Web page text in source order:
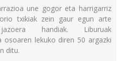
une gogor eta harrigarriz
txikiak zein gaur egun arte
handiak. Liburuak
osoaren lekuko diren 50 argazki
ditu.